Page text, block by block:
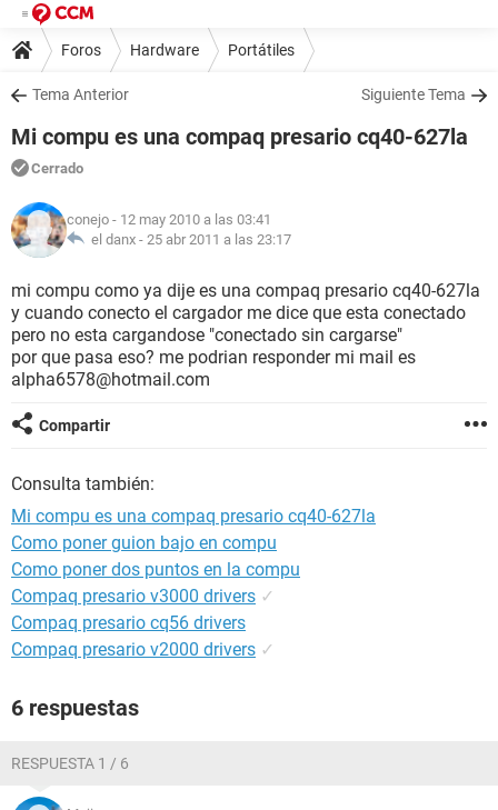
Foros Hardware Portátiles
Tema Anterior Siguiente Tema
Mi compu es una compaq presario cq40-627la
Cerrado
conejo - 12 may 2010 a las 03:41
el danx - 25 abr 2011 a las 23:17
mi compu como ya dije es una compaq presario cq40-627la
y cuando conecto el cargador me dice que esta conectado
pero no esta cargandose "conectado sin cargarse"
por que pasa eso? me podrian responder mi mail es
alpha6578@hotmail.com
Compartir
Consulta también:
Mi compu es una compaq presario cq40-627la
Como poner guion bajo en compu
Como poner dos puntos en la compu
Compaq presario v3000 drivers ✓
Compaq presario cq56 drivers
Compaq presario v2000 drivers ✓
6 respuestas
RESPUESTA 1 / 6